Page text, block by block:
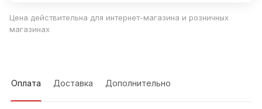
Цена действительна для интернет-магазина и розничных
магазинах
Оплата Доставка Дополнительно